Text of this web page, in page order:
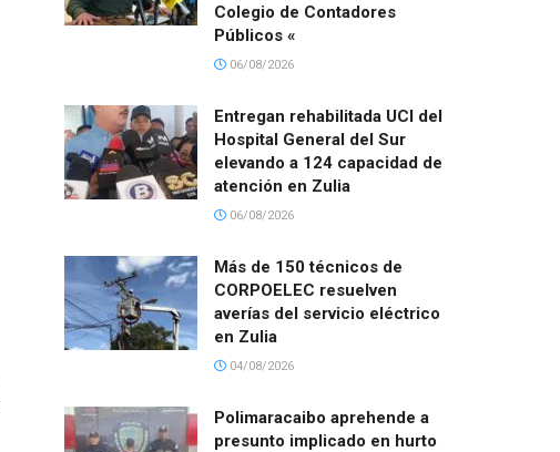
Colegio de Contadores
Públicos «
06/08/2026
Entregan rehabilitada UCI del
Hospital General del Sur
elevando a 124 capacidad de
atención en Zulia
06/08/2026
Más de 150 técnicos de
CORPOELEC resuelven
averías del servicio eléctrico
en Zulia
04/08/2026
Polimaracaibo aprehende a
presunto implicado en hurto